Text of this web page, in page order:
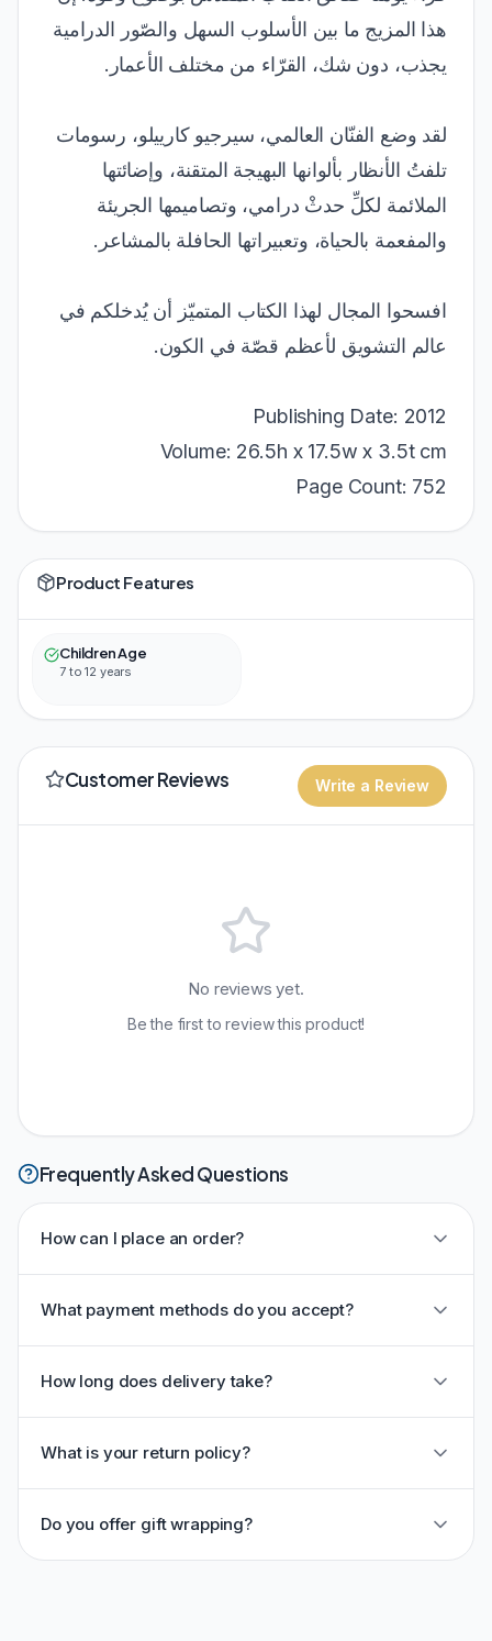
هذا المزيج ما بين الأسلوب السهل والصّور الدرامية
يجذب، دون شك، القرّاء من مختلف الأعمار.
لقد وضع الفنّان العالمي، سيرجيو كارييلو، رسومات
تلفتُ الأنظار بألوانها البهيجة المتقنة، وإضائتها
الملائمة لكلِّ حدثْ درامي، وتصاميمها الجريئة
والمفعمة بالحياة، وتعبيراتها الحافلة بالمشاعر.
افسحوا المجال لهذا الكتاب المتميّز أن يُدخلكم في
عالم التشويق لأعظم قصّة في الكون.
Publishing Date: 2012
Volume: 26.5h x 17.5w x 3.5t cm
Page Count: 752
Product Features
Children Age
7 to 12 years
Customer Reviews Write a Review
No reviews yet.
Be the first to review this product!
Frequently Asked Questions
How can I place an order?
What payment methods do you accept?
How long does delivery take?
What is your return policy?
Do you offer gift wrapping?